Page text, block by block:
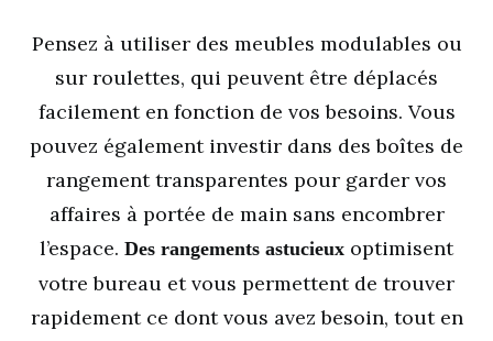
Pensez à utiliser des meubles modulables ou
sur roulettes, qui peuvent être déplacés
facilement en fonction de vos besoins. Vous
pouvez également investir dans des boîtes de
rangement transparentes pour garder vos
affaires à portée de main sans encombrer
l’espace. Des rangements astucieux optimisent
votre bureau et vous permettent de trouver
rapidement ce dont vous avez besoin, tout en